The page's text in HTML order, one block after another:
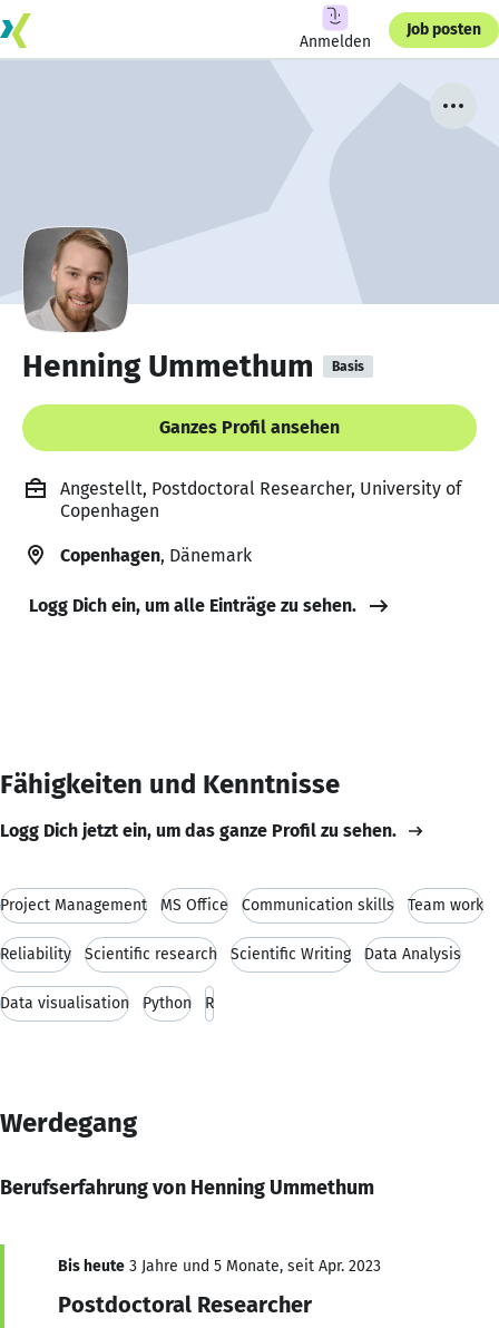
Anmelden
Job posten
Henning Ummethum Basis
Ganzes Profil ansehen
Angestellt, Postdoctoral Researcher, University of
Copenhagen
Copenhagen, Dänemark
Logg Dich ein, um alle Einträge zu sehen.
Fähigkeiten und Kenntnisse
Logg Dich jetzt ein, um das ganze Profil zu sehen.
Project Management MS Office Communication skills Team work
Reliability Scientific research Scientific Writing Data Analysis
Data visualisation Python R
Werdegang
Berufserfahrung von Henning Ummethum
Bis heute 3 Jahre und 5 Monate, seit Apr. 2023
Postdoctoral Researcher